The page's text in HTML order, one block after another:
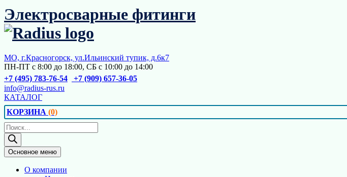
Перейти
к
содержимому
Электросварные фитинги
МО, г.Красногорск, ул.Ильинский тупик, д.6к7
ПН-ПТ с 8:00 до 18:00, СБ с 10:00 до 14:00
+7 (495) 783-76-54
+7 (909) 657-36-05
info@radius-rus.ru
КАТАЛОГ
КОРЗИНА (0)
Поиск
товаров
Основное меню
О компании